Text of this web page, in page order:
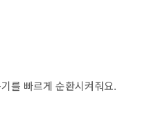
를 빠르게 순환시켜줘요.